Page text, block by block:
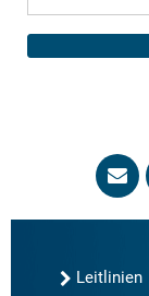
Leitlinien